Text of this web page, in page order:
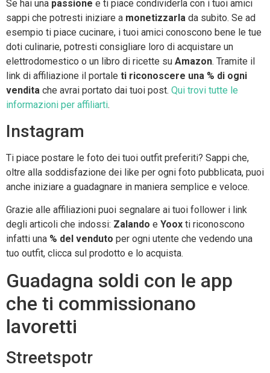
Se hai una passione e ti piace condividerla con i tuoi amici
sappi che potresti iniziare a monetizzarla da subito. Se ad
esempio ti piace cucinare, i tuoi amici conoscono bene le tue
doti culinarie, potresti consigliare loro di acquistare un
elettrodomestico o un libro di ricette su Amazon. Tramite il
link di affiliazione il portale ti riconoscere una % di ogni
vendita che avrai portato dai tuoi post. Qui trovi tutte le
informazioni per affiliarti.
Instagram
Ti piace postare le foto dei tuoi outfit preferiti? Sappi che,
oltre alla soddisfazione dei like per ogni foto pubblicata, puoi
anche iniziare a guadagnare in maniera semplice e veloce.
Grazie alle affiliazioni puoi segnalare ai tuoi follower i link
degli articoli che indossi: Zalando e Yoox ti riconoscono
infatti una % del venduto per ogni utente che vedendo una
tuo outfit, clicca sul prodotto e lo acquista.
Guadagna soldi con le app
che ti commissionano
lavoretti
Streetspotr